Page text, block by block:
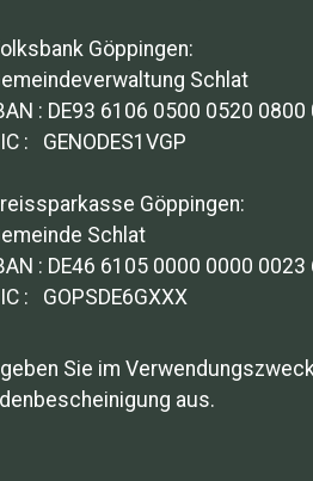
Göppingen:
: DE93 6106 0500 0520 0800
: GENODES1VGP
Göppingen:
Schlat
: DE46 6105 0000 0000 0023
: GOPSDE6GXXX
Sie im
aus.